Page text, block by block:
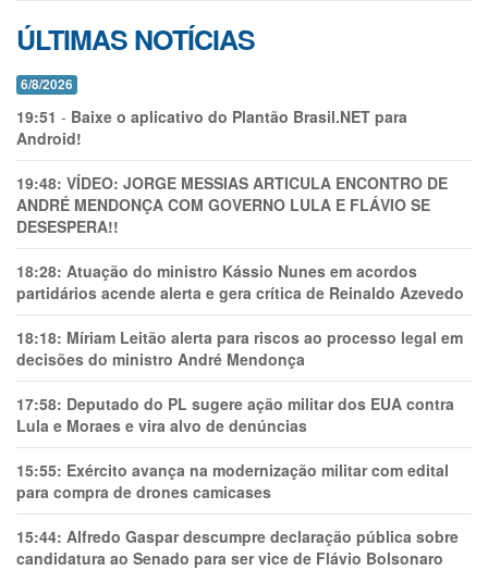
ÚLTIMAS NOTÍCIAS
6/8/2026
19:51 - Baixe o aplicativo do Plantão Brasil.NET para
Android!
19:48: VÍDEO: JORGE MESSIAS ARTICULA ENCONTRO DE
ANDRÉ MENDONÇA COM GOVERNO LULA E FLÁVIO SE
DESESPERA!!
18:28: Atuação do ministro Kássio Nunes em acordos
partidários acende alerta e gera crítica de Reinaldo Azevedo
18:18: Míriam Leitão alerta para riscos ao processo legal em
decisões do ministro André Mendonça
17:58: Deputado do PL sugere ação militar dos EUA contra
Lula e Moraes e vira alvo de denúncias
15:55: Exército avança na modernização militar com edital
para compra de drones camicases
15:44: Alfredo Gaspar descumpre declaração pública sobre
candidatura ao Senado para ser vice de Flávio Bolsonaro